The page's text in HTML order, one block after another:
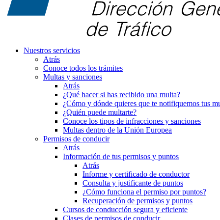
Nuestros servicios
Atrás
Conoce todos los trámites
Multas y sanciones
Atrás
¿Qué hacer si has recibido una multa?
¿Cómo y dónde quieres que te notifiquemos tus
¿Quién puede multarte?
Conoce los tipos de infracciones y sanciones
Multas dentro de la Unión Europea
Permisos de conducir
Atrás
Información de tus permisos y puntos
Atrás
Informe y certificado de conductor
Consulta y justificante de puntos
¿Cómo funciona el permiso por puntos?
Recuperación de permisos y puntos
Cursos de conducción segura y eficiente